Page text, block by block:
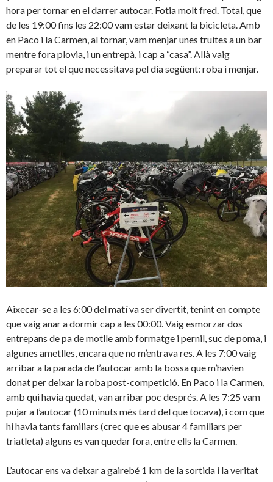
hora per tornar en el darrer autocar. Fotia molt fred. Total, que
de les 19:00 fins les 22:00 vam estar deixant la bicicleta. Amb
en Paco i la Carmen, al tornar, vam menjar unes truites a un bar
mentre fora plovia, i un entrepà, i cap a “casa”. Allà vaig
preparar tot el que necessitava pel dia següent: roba i menjar.
Aixecar-se a les 6:00 del matí va ser divertit, tenint en compte
que vaig anar a dormir cap a les 00:00. Vaig esmorzar dos
entrepans de pa de motlle amb formatge i pernil, suc de poma, i
algunes ametlles, encara que no m’entrava res. A les 7:00 vaig
arribar a la parada de l’autocar amb la bossa que m’havien
donat per deixar la roba post-competició. En Paco i la Carmen,
amb qui havia quedat, van arribar poc després. A les 7:25 vam
pujar a l’autocar (10 minuts més tard del que tocava), i com que
hi havia tants familiars (crec que es abusar 4 familiars per
triatleta) alguns es van quedar fora, entre ells la Carmen.
L’autocar ens va deixar a gairebé 1 km de la sortida i la veritat